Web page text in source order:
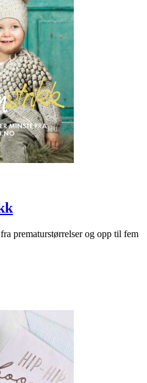
prematurstørrelser og opp til fem